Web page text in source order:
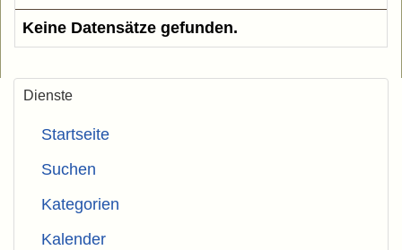
Keine Datensätze gefunden.
Dienste
Startseite
Suchen
Kategorien
Kalender